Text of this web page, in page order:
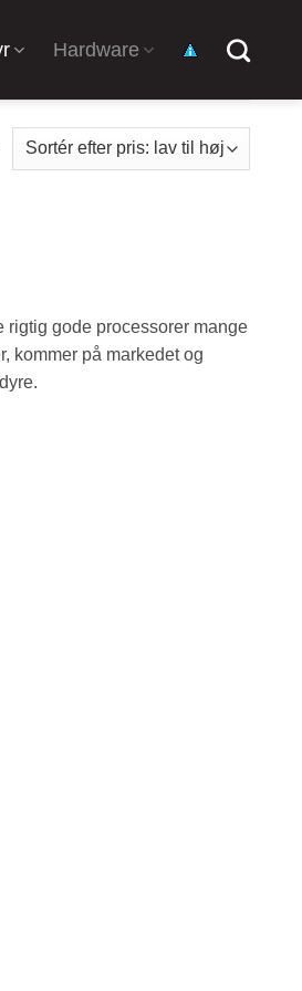
Hardware
efter
rigtig gode processorer mange
kommer på markedet og